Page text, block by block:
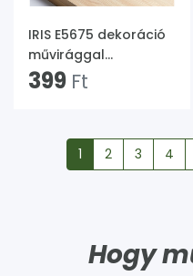
IRIS E5675 dekoráció
művirággal
cserépben 6x9cm
399 Ft
1 2 3 4
Hogy